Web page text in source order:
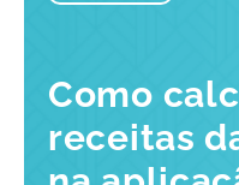
Como
receitas